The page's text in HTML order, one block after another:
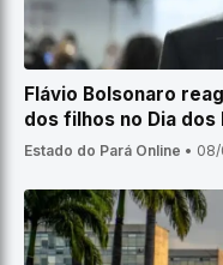
Flávio Bolsonaro
dos filhos no Dia dos
Estado do Pará Online •